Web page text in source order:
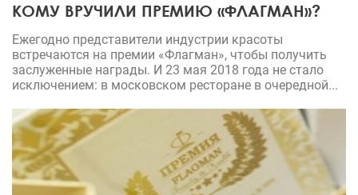
КОМУ ВРУЧИЛИ ПРЕМИЮ «ФЛАГМАН»?
Ежегодно представители индустрии красоты
встречаются на премии «Флагман», чтобы получить
заслуженные награды. И 23 мая 2018 года не стало
исключением: в московском ресторане в очередной...